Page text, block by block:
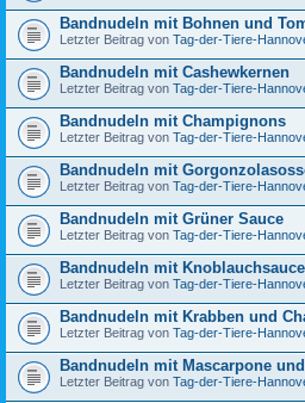
Bandnudeln mit Bohnen und
Letzter Beitrag von Tag-der-Tiere-
Bandnudeln mit Cashewkernen
Letzter Beitrag von Tag-der-Tiere-
Bandnudeln mit Champignons
Letzter Beitrag von Tag-der-Tiere-
Bandnudeln mit
Letzter Beitrag von Tag-der-Tiere-
Bandnudeln mit Grüner Sauce
Letzter Beitrag von Tag-der-Tiere-
Bandnudeln mit Knoblauchsauce
Letzter Beitrag von Tag-der-Tiere-
Bandnudeln mit Krabben und
Letzter Beitrag von Tag-der-Tiere-
Bandnudeln mit Mascarpone
Letzter Beitrag von Tag-der-Tiere-